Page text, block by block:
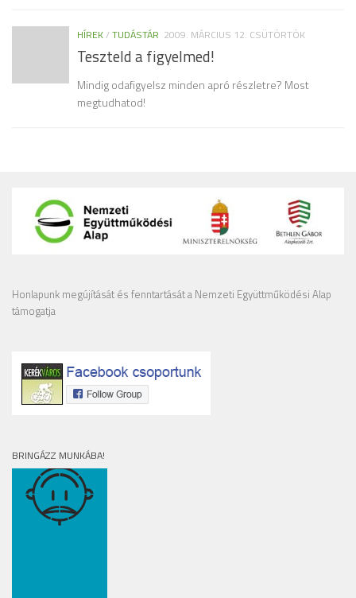
HÍREK/TUDÁSTÁR 2009. MÁRCIUS 12. CSÜTÖRTÖK
Teszteld a figyelmed!
Mindig odafigyelsz minden apró részletre? Most
megtudhatod!
Honlapunk megújítását és fenntartását a Nemzeti Együttműködési Alap
támogatja
BRINGÁZZ MUNKÁBA!